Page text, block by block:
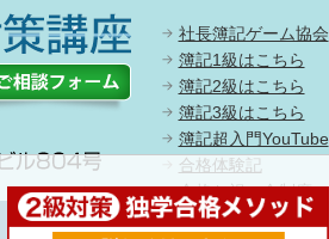
社長簿記ゲーム協会
簿記1級はこちら
簿記2級はこちら
簿記3級はこちら
簿記超入門YouTube
合格体験記
合格お祝い金制度